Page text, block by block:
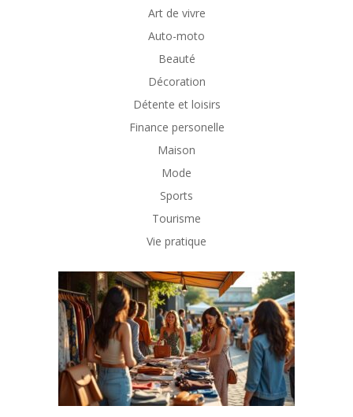
Art de vivre
Auto-moto
Beauté
Décoration
Détente et loisirs
Finance personelle
Maison
Mode
Sports
Tourisme
Vie pratique